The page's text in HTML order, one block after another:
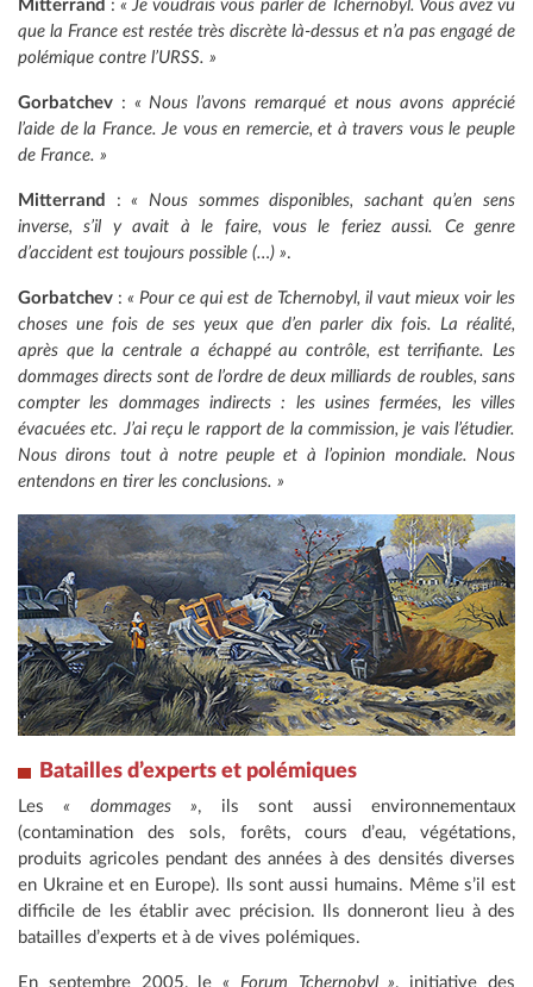
Mitterrand :« Je voudrais vous parler de Tchernobyl. Vous avez vu
que la France est restée très discrète là-dessus et n’a pas engagé de
polémique contre l’URSS. »
Gorbatchev : « Nous l’avons remarqué et nous avons apprécié
l’aide de la France. Je vous en remercie, et à travers vous le peuple
de France. »
Mitterrand :« Nous sommes disponibles, sachant qu’en sens
inverse, s’il y avait à le faire, vous le feriez aussi. Ce genre
d’accident est toujours possible (…) ».
Gorbatchev :« Pour ce qui est de Tchernobyl, il vaut mieux voir les
choses une fois de ses yeux que d’en parler dix fois. La réalité,
après que la centrale a échappé au contrôle, est terrifiante. Les
dommages directs sont de l’ordre de deux milliards de roubles, sans
compter les dommages indirects : les usines fermées, les villes
évacuées etc. J’ai reçu le rapport de la commission, je vais l’étudier.
Nous dirons tout à notre peuple et à l’opinion mondiale. Nous
entendons en tirer les conclusions. »
Batailles d’experts et polémiques
Les« dommages », ils sont aussi environnementaux
(contamination des sols, forêts, cours d’eau, végétations,
produits agricoles pendant des années à des densités diverses
en Ukraine et en Europe). Ils sont aussi humains. Même s’il est
difficile de les établir avec précision. Ils donneront lieu à des
batailles d’experts et à de vives polémiques.
En septembre 2005, le« Forum Tchernobyl », initiative des